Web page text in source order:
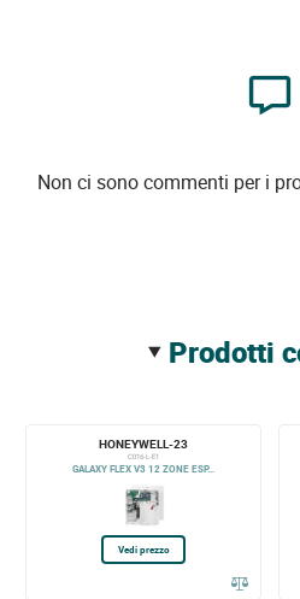
Non ci sono commenti per i
prodotti
HONEYWELL-23
C016-L-E1
GALAXY FLEX V3 12 ZONE ESP...
Vedi prezzo